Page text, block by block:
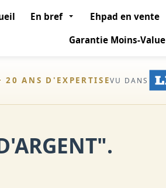
En bref Ehpad en vente
Garantie Moins-Value
20 ANS D'EXPERTISEVU DANS